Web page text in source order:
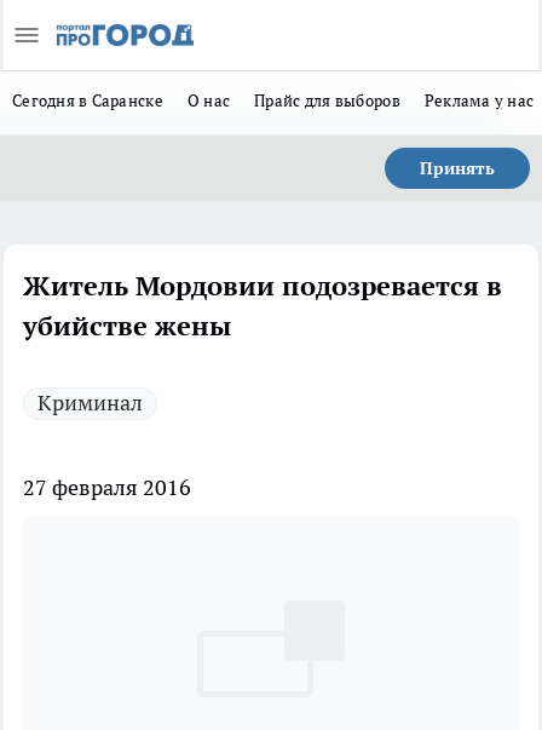
Сегодня в Саранске О нас Прайс для выборов Реклама у нас
Принять
Житель Мордовии подозревается в
убийстве жены
Криминал
27 февраля 2016